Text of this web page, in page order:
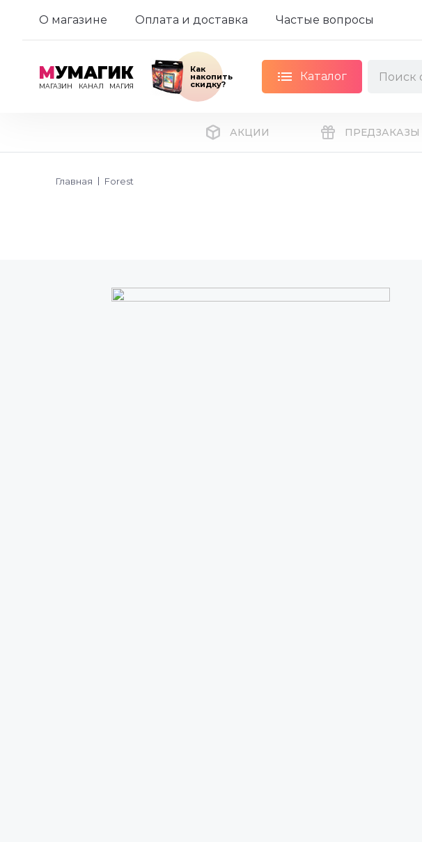
О магазине Оплата и доставка Частые вопросы
МУМАГИК
МАГАЗИН КАНАЛ МАГИЯ
Как
накопить
скидку?
Каталог
АКЦИИ ПРЕДЗАКАЗЫ
Главная Forest